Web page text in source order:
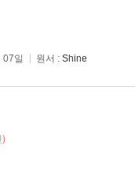
일 원서 : Shine
)